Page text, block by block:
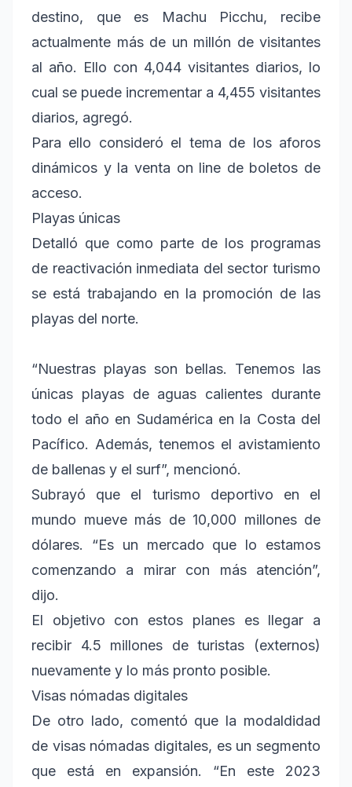
destino, que es Machu Picchu, recibe
actualmente más de un millón de visitantes
al año. Ello con 4,044 visitantes diarios, lo
cual se puede incrementar a 4,455 visitantes
diarios, agregó.
Para ello consideró el tema de los aforos
dinámicos y la venta on line de boletos de
acceso.
Playas únicas
Detalló que como parte de los programas
de reactivación inmediata del sector turismo
se está trabajando en la promoción de las
playas del norte.
“Nuestras playas son bellas. Tenemos las
únicas playas de aguas calientes durante
todo el año en Sudamérica en la Costa del
Pacífico. Además, tenemos el avistamiento
de ballenas y el surf”, mencionó.
Subrayó que el turismo deportivo en el
mundo mueve más de 10,000 millones de
dólares. “Es un mercado que lo estamos
comenzando a mirar con más atención”,
dijo.
El objetivo con estos planes es llegar a
recibir 4.5 millones de turistas (externos)
nuevamente y lo más pronto posible.
Visas nómadas digitales
De otro lado, comentó que la modaldidad
de visas nómadas digitales, es un segmento
que está en expansión. “En este 2023